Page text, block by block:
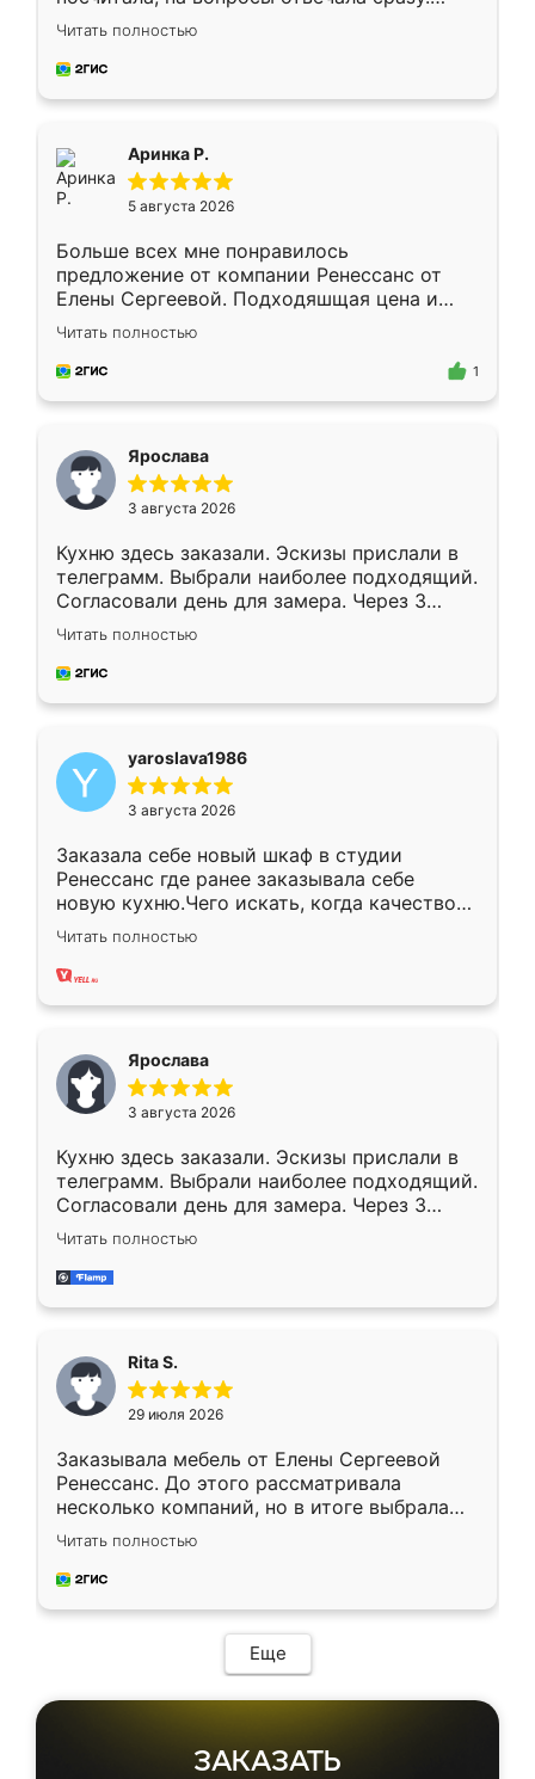
Замерщик приехал в субботу, подошёл к
делу со всей ответственностью. Собрали
за день, ребята работали аккуратно, даже
Читать полностью
Аринка Р.
5 августа 2026
Больше всех мне понравилось
предложение от компании Ренессанс от
Елены Сергеевой. Подходяшщая цена и
короткие сроки изготовления. Приехавший
для замера сотрудник Владислав
предложил по моему эскизу самый
Читать полностью
1
Ярослава
3 августа 2026
Кухню здесь заказали. Эскизы прислали в
телеграмм. Выбрали наиболее подходящий.
Согласовали день для замера. Через 3
недели кухня была уже готова. Остались
довольны работой. Спасибо Ренессанс
мебель за качественную работу!
Читать полностью
yaroslava1986
3 августа 2026
Заказала себе новый шкаф в студии
Ренессанс где ранее заказывала себе
новую кухню.Чего искать, когда качеством
вполне довольна. Служит кухня уже почти
два года, нареканий нет.
Читать полностью
Ярослава
3 августа 2026
Кухню здесь заказали. Эскизы прислали в
телеграмм. Выбрали наиболее подходящий.
Согласовали день для замера. Через 3
недели кухня была уже готова. Остались
довольны работой. Спасибо Ренессанс
мебель за качественную работу!
Читать полностью
Rita S.
29 июля 2026
Заказывала мебель от Елены Сергеевой
Ренессанс. До этого рассматривала
несколько компаний, но в итоге выбрала
эту. Сначала обговорили условия, потом
приехал замерщик, всё спокойно объяснил
и снял размеры. Изготовили в срок, с
мебель сразу встала на свое место без
каких-либо доработок. Качеством осталась
довольна, все выглядит так, как и ожидала.
Читать полностью
Еще
ЗАКАЗАТЬ